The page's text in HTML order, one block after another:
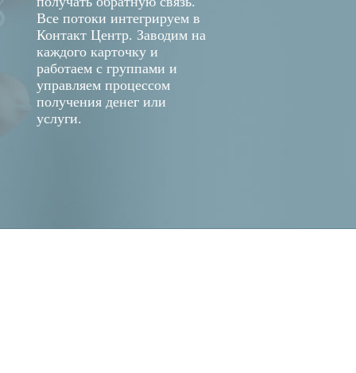
Все потоки интегрируем в
Контакт Центр. Заводим на
каждого карточку и
работаем с группами и
управляем процессом
получения денег или
услуги.